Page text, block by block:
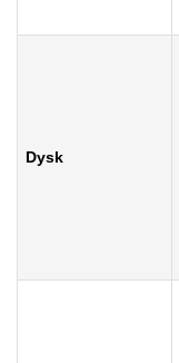
Dysk